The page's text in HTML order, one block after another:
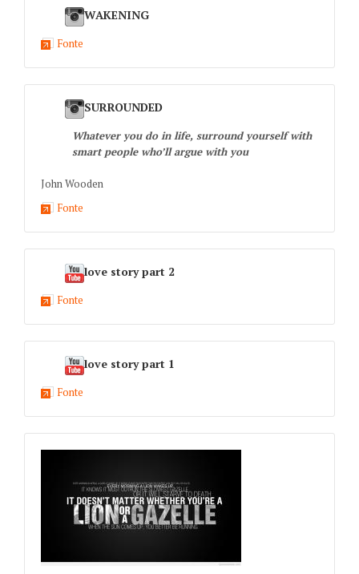
WAKENING
Fonte
SURROUNDED
Whatever you do in life, surround yourself with
smart people who’ll argue with you
John Wooden
Fonte
love story part 2
Fonte
love story part 1
Fonte